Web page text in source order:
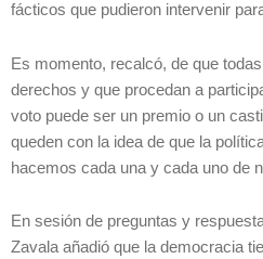
fácticos que pudieron intervenir
Es momento, recalcó, de que
derechos y que procedan a
voto puede ser un premio o un
queden con la idea de que la
hacemos cada una y cada uno de
En sesión de preguntas y
Zavala añadió que la democracia